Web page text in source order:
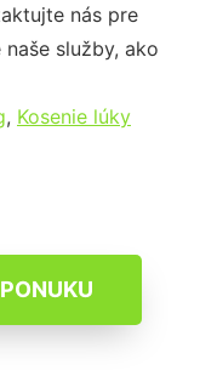
nás pre
služby, ako
, Kosenie lúky